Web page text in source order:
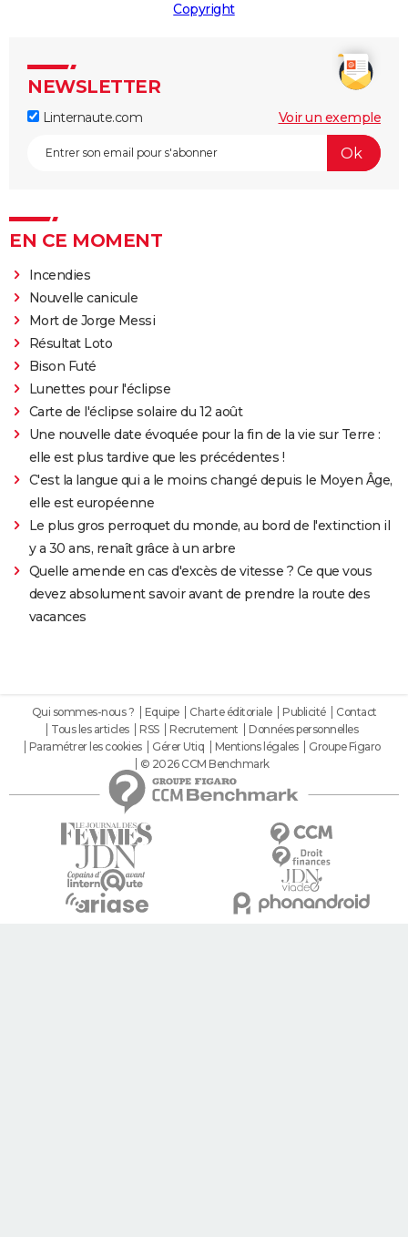
Copyright
NEWSLETTER
Linternaute.com Voir un exemple
EN CE MOMENT
Incendies
Nouvelle canicule
Mort de Jorge Messi
Résultat Loto
Bison Futé
Lunettes pour l'éclipse
Carte de l'éclipse solaire du 12 août
Une nouvelle date évoquée pour la fin de la vie sur Terre :
elle est plus tardive que les précédentes !
C'est la langue qui a le moins changé depuis le Moyen Âge,
elle est européenne
Le plus gros perroquet du monde, au bord de l'extinction il
y a 30 ans, renaît grâce à un arbre
Quelle amende en cas d'excès de vitesse ? Ce que vous
devez absolument savoir avant de prendre la route des
vacances
Qui sommes-nous ? Equipe Charte éditoriale Publicité
Contact
Tous les articles
RSS Recrutement
Données personnelles
Paramétrer les cookies
Gérer Utiq Mentions légales
Groupe Figaro
© 2026 CCM Benchmark